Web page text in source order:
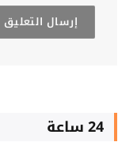
24 ساعة